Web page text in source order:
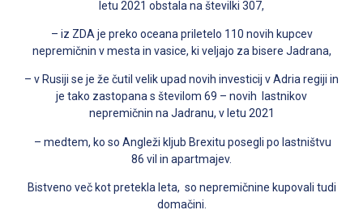
letu 2021 obstala na številki 307,
– iz ZDA je preko oceana priletelo 110 novih kupcev
nepremičnin v mesta in vasice, ki veljajo za bisere Jadrana,
– v Rusiji se je že čutil velik upad novih investicij v Adria regiji in
je tako zastopana s številom 69 – novih lastnikov
nepremičnin na Jadranu, v letu 2021
– medtem, ko so Angleži kljub Brexitu posegli po lastništvu
86 vil in apartmajev.
Bistveno več kot pretekla leta, so nepremičnine kupovali tudi
domačini.